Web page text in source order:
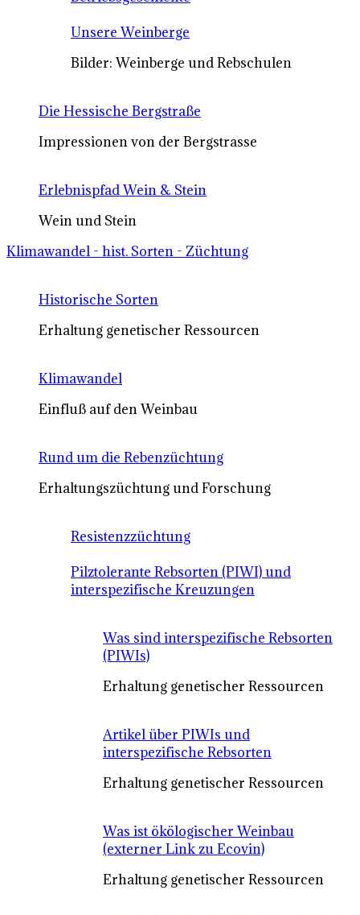
Unsere Weinberge
Bilder: Weinberge und Rebschulen
Die Hessische Bergstraße
Impressionen von der Bergstrasse
Erlebnispfad Wein & Stein
Wein und Stein
Klimawandel - hist. Sorten - Züchtung
Historische Sorten
Erhaltung genetischer Ressourcen
Klimawandel
Einfluß auf den Weinbau
Rund um die Rebenzüchtung
Erhaltungszüchtung und Forschung
Resistenzzüchtung
Pilztolerante Rebsorten (PIWI) und
interspezifische Kreuzungen
Was sind interspezifische Rebsorten
(PIWIs)
Erhaltung genetischer Ressourcen
Artikel über PIWIs und
interspezifische Rebsorten
Erhaltung genetischer Ressourcen
Was ist ökölogischer Weinbau
(externer Link zu Ecovin)
Erhaltung genetischer Ressourcen